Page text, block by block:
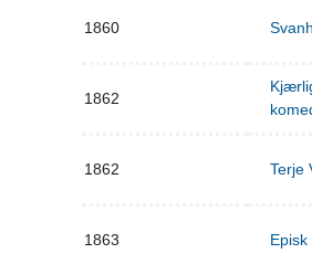
1860
1862
1862 Terje
1863 Episk